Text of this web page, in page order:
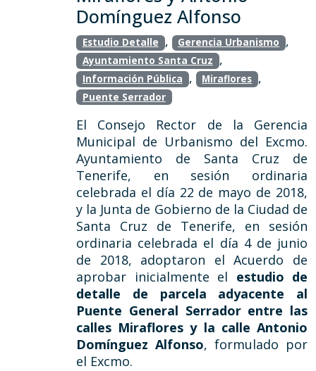
Domínguez Alfonso
Estudio Detalle , Gerencia Urbanismo ,
Ayuntamiento Santa Cruz ,
Información Pública , Miraflores ,
Puente Serrador
El Consejo Rector de la Gerencia
Municipal de Urbanismo del Excmo.
Ayuntamiento de Santa Cruz de
Tenerife, en sesión ordinaria
celebrada el día 22 de mayo de 2018,
y la Junta de Gobierno de la Ciudad de
Santa Cruz de Tenerife, en sesión
ordinaria celebrada el día 4 de junio
de 2018, adoptaron el Acuerdo de
aprobar inicialmente el estudio de
detalle de parcela adyacente al
Puente General Serrador entre las
calles Miraflores y la calle Antonio
Domínguez Alfonso, formulado por
el Excmo.